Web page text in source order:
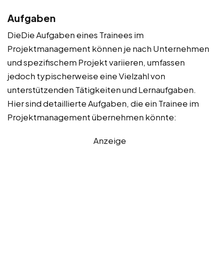
Aufgaben
DieDie Aufgaben eines Trainees im
Projektmanagement können je nach Unternehmen
und spezifischem Projekt variieren, umfassen
jedoch typischerweise eine Vielzahl von
unterstützenden Tätigkeiten und Lernaufgaben.
Hier sind detaillierte Aufgaben, die ein Trainee im
Projektmanagement übernehmen könnte:
Anzeige